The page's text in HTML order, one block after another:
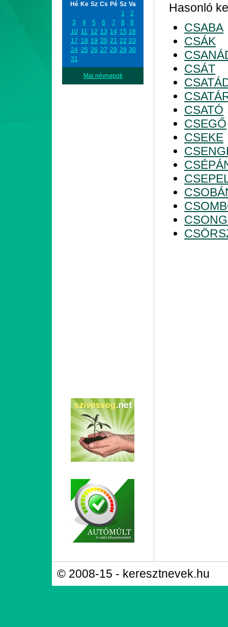
Hé Ke Sz Cs Pé Sz Va
1
2
3
4 5 6 7 8
9
10 11 12 13 14 15 16
17 18 19 20 21 22 23
24 25 26 27 28 29 30
31
Mai névnapok
Hasonló
CSABA
CSÁK
CSÁT
CSATÓ
CSEGŐ
CSEKE
© 2008-15 - keresztnevek.hu